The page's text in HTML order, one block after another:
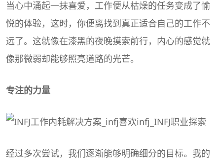
当心中涌起一抹喜爱，工作便从枯燥的任务变成了愉
悦的体验，这时，你便离找到真正适合自己的工作不
远了。这就像在漆黑的夜晚摸索前行，内心的感觉就
像那微弱却能够照亮道路的光芒。
专注的力量
经过多次尝试，我们逐渐能够明确细分的目标。我的